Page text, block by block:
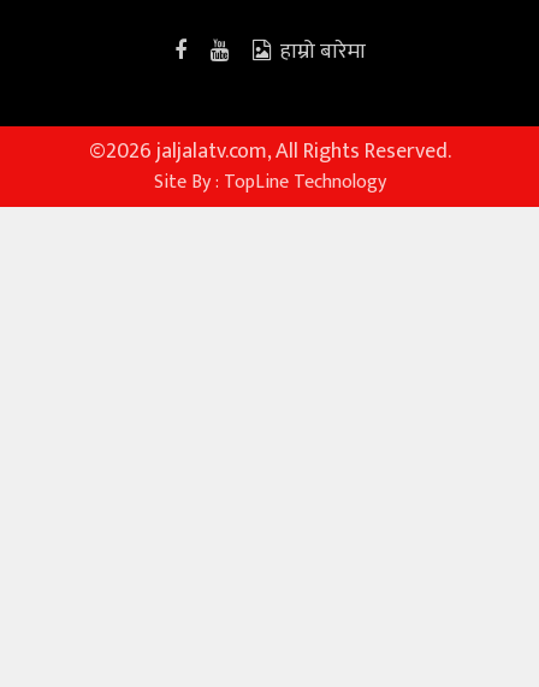
हाम्रो बारेमा
©2026 jaljalatv.com, All Rights Reserved.
Site By : TopLine Technology